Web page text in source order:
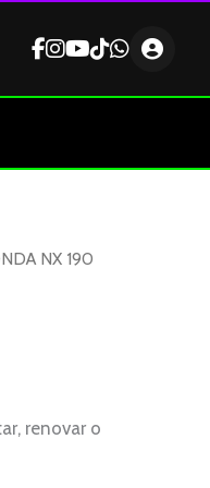
NX 190
renovar o